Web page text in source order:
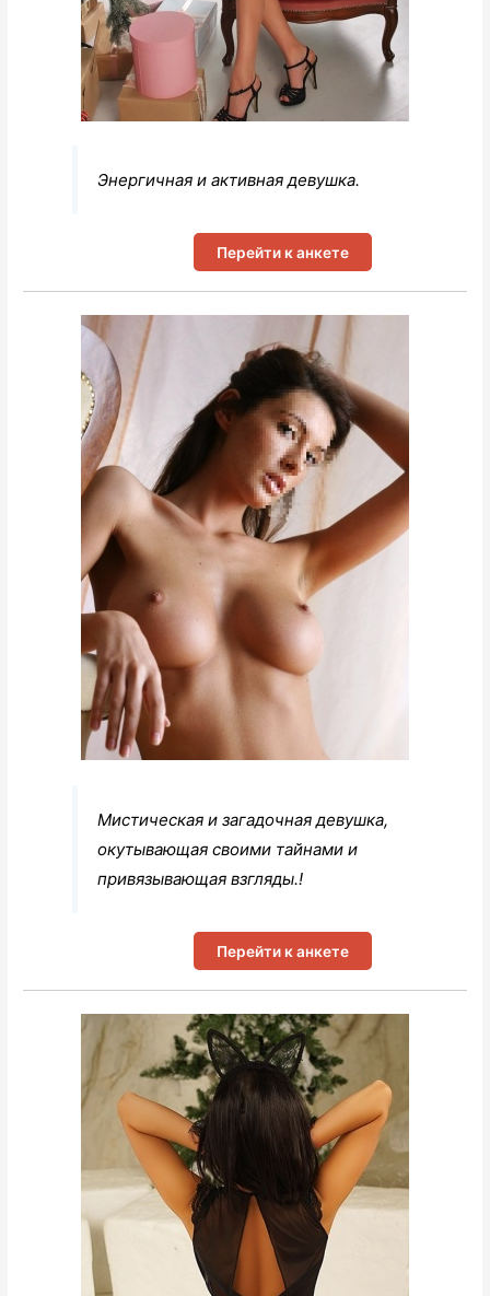
Энергичная и активная девушка.
Перейти к анкете
Мистическая и загадочная девушка,
окутывающая своими тайнами и
привязывающая взгляды.!
Перейти к анкете